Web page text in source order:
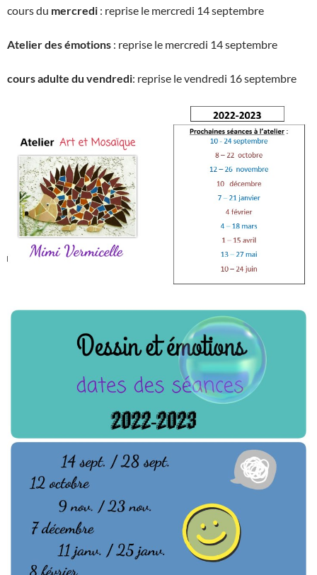
cours du mercredi : reprise le mercredi 14 septembre
Atelier des émotions : reprise le mercredi 14 septembre
cours adulte du vendredi: reprise le vendredi 16 septembre